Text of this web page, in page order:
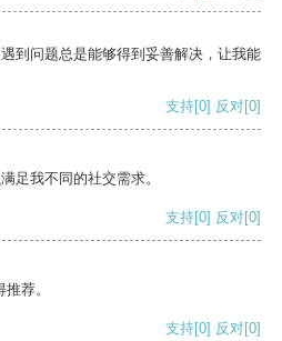
到问题总是能够得到妥善解决，让我能
支持[0] 反对[0]
足我不同的社交需求。
支持[0] 反对[0]
荐。
支持[0] 反对[0]